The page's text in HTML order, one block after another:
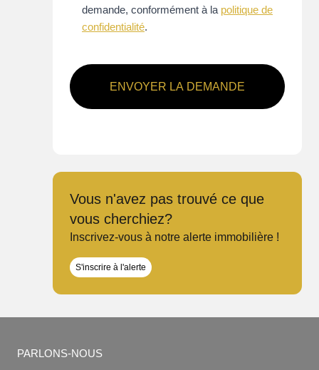
demande, conformément à la politique de
confidentialité.
ENVOYER LA DEMANDE
Vous n'avez pas trouvé ce que
vous cherchiez?
Inscrivez-vous à notre alerte immobilière !
S'inscrire à l'alerte
PARLONS-NOUS